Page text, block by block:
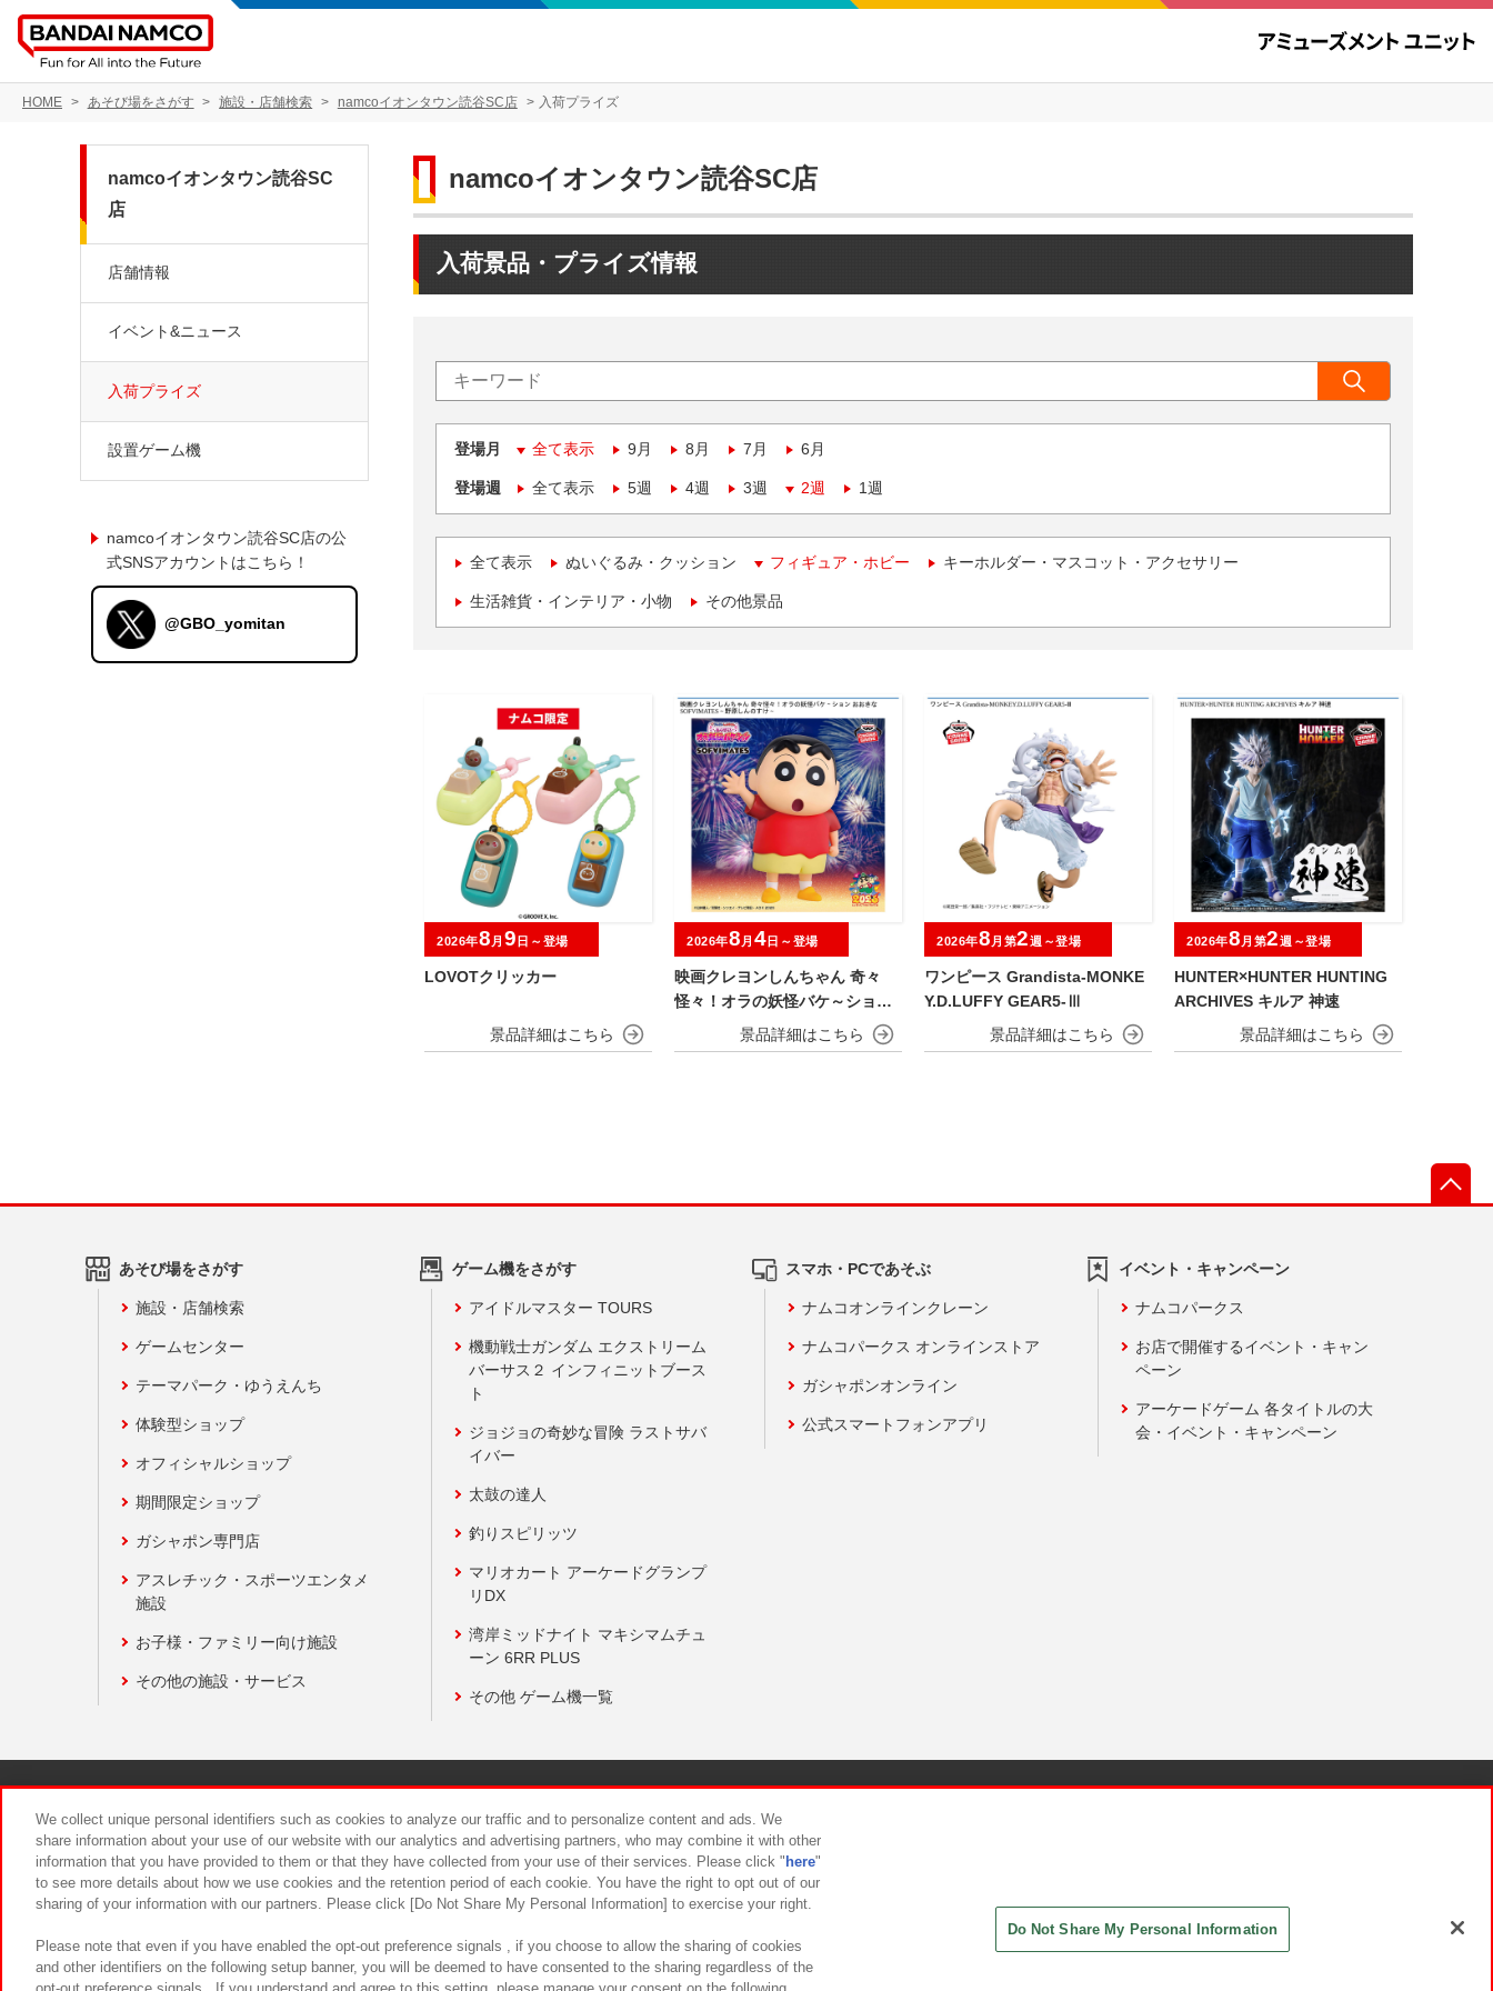
HOME あそび場をさがす 施設・店舗検索 namcoイオンタウン読谷SC店 入荷プライズ
namcoイオンタウン読谷SC店
入荷景品・プライズ情報
登場月 全て表示 9月 8月 7月 6月
登場週 全て表示 5週 4週 3週 2週 1週
全て表示 ぬいぐるみ・クッション フィギュア・ホビー キーホルダー・マスコット・アクセサリー
生活雑貨・インテリア・小物 その他景品
LOVOTクリッカー
2026年8 月 9 日～登場
映画クレヨンしんちゃん 奇々
怪々！オラの妖怪バケ～ション
おおきなSOFVIMATES～野原し
んのすけ～
2026年8 月 4日～登場
ワンピース Grandista-MONKE
Y.D.LUFFY GEAR5-Ⅲ
2026年8 月第2週～登場
HUNTER×HUNTER HUNTING
ARCHIVES キルア 神速
2026年8 月第2週～登場
namcoイオンタウン読谷SC
店
店舗情報
イベント&ニュース
入荷プライズ
設置ゲーム機
namcoイオンタウン読谷SC店の公
式SNSアカウントはこちら！
@GBO_yomitan
あそび場をさがす
施設・店舗検索
ゲームセンター
テーマパーク・ゆうえんち
体験型ショップ
オフィシャルショップ
期間限定ショップ
ガシャポン専門店
アスレチック・スポーツエンタメ
施設
お子様・ファミリー向け施設
その他の施設・サービス
ゲーム機をさがす
アイドルマスター TOURS
機動戦士ガンダム エクストリーム
バーサス２ インフィニットブース
ト
ジョジョの奇妙な冒険 ラストサバ
イバー
太鼓の達人
釣りスピリッツ
マリオカート アーケードグランプ
リDX
湾岸ミッドナイト マキシマムチュ
ーン 6RR PLUS
その他 ゲーム機一覧
スマホ・PCであそぶ
ナムコオンラインクレーン
ナムコパークス オンラインストア
ガシャポンオンライン
公式スマートフォンアプリ
イベント・キャンペーン
ナムコパークス
お店で開催するイベント・キャン
ペーン
アーケードゲーム 各タイトルの大
会・イベント・キャンペーン
食品のご提供について カスタマーハラスメント対応方針
We collect unique personal identifiers such as cookies to analyze our traffic and to personalize content and ads. We
share information about your use of our website with our analytics and advertising partners, who may combine it with other
information that you have provided to them or that they have collected from your use of their services. Please click " here"
to see more details about how we use cookies and the retention period of each cookie. You have the right to opt out of our
sharing of your information with our partners. Please click [Do Not Share My Personal Information] to exercise your right.
Please note that even if you have enabled the opt-out preference signals , if you choose to allow the sharing of cookies
and other identifiers on the following setup banner, you will be deemed to have consented to the sharing regardless of the
Do Not Share My Personal Information